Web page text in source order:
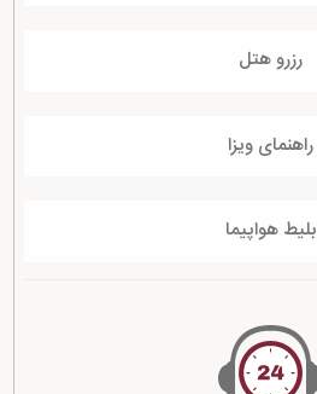
رزرو هتل
راهنمای ویزا
بلیط هواپیما